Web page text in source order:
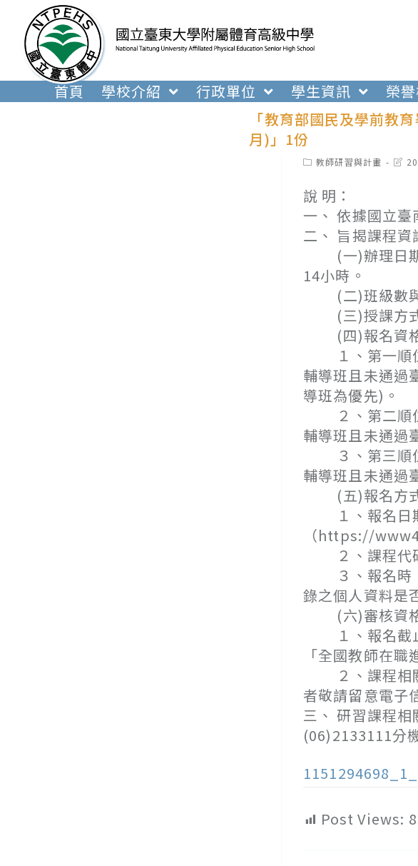
內
首頁 學校介紹 行政單位 學生資訊 榮
「教育部國民及學前教
月)」1份
Post教師研習與計畫
Post
說 明：
一、 依據國立
二、 旨揭課程資
(一)辦理日期
14小時。
(二)班級數與
(三)授課方式
(四)報名資格
１、第一順位
輔導班且未通過
導班為優先)。
２、第二順位
輔導班且未通過
３、第三順位
輔導班且未通過
(五)報名方式
１、報名日期
（https://
２、課程代
３、報名時，
錄之個人資料是
(六)審核資格
１、報名截止
「全國教師在
２、課程相關
者敬請留意電子
三、 研習課程
(06)2133111分
Post Views: